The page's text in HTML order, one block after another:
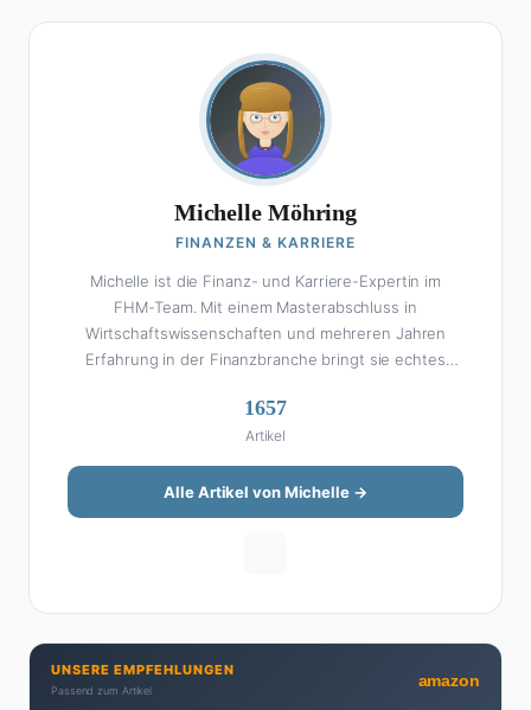
Michelle Möhring
FINANZEN & KARRIERE
Michelle ist die Finanz- und Karriere-Expertin im
FHM-Team. Mit einem Masterabschluss in
Wirtschaftswissenschaften und mehreren Jahren
Erfahrung in der Finanzbranche bringt sie echtes
Michelle klingt Altersvorsorge nicht wie eine
Steuererklärung. Ihre Stärke liegt darin, komplexe
Finanzthemen so aufzubereiten, dass sie jeder
versteht – ohne Fachchinesisch, dafür mit konkreten
Tipps zum Umsetzen. Von ETF-Strategien über
Privatleben unter einen Hut bekommt. Privat ist sie
bekennende Kaffee-Süchtige (3+ Tassen am Tag,
Minimum), Podcast-Hörerin und verbringt ihre
1657
Artikel
Alle Artikel von Michelle →
UNSERE EMPFEHLUNGEN
Passend zum Artikel
amazon